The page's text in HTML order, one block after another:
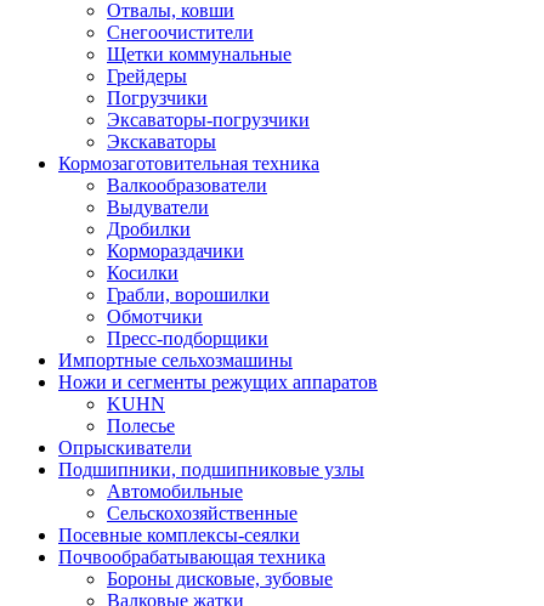
Отвалы, ковши
Снегоочистители
Щетки коммунальные
Грейдеры
Погрузчики
Эксаваторы-погрузчики
Экскаваторы
Кормозаготовительная техника
Валкообразователи
Выдуватели
Дробилки
Кормораздачики
Косилки
Грабли, ворошилки
Обмотчики
Пресс-подборщики
Импортные сельхозмашины
Ножи и сегменты режущих аппаратов
KUHN
Полесье
Опрыскиватели
Подшипники, подшипниковые узлы
Автомобильные
Сельскохозяйственные
Посевные комплексы-сеялки
Почвообрабатывающая техника
Бороны дисковые, зубовые
Валковые жатки